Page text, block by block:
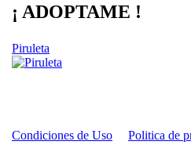
¡ ADOPTAME !
Piruleta
Condiciones de Uso Politica de